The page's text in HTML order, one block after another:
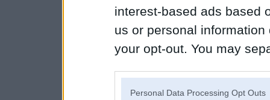
interest-based ads based
us or personal
your opt-out. You may
Personal Data Processing Opt Outs